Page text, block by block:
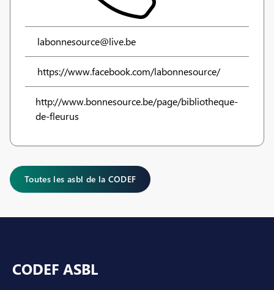
labonnesource@live.be
https://www.facebook.com/labonnesource/
http://www.bonnesource.be/page/bibliotheque-
de-fleurus
Toutes les asbl de la CODEF
CODEF ASBL